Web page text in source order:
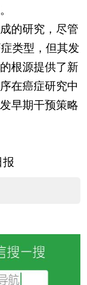
的研究，尽管
类型，但其发
根源提供了新
在癌症研究中
早期干预策略